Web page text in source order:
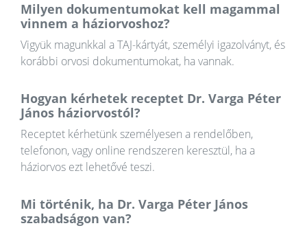
Milyen dokumentumokat kell magammal
vinnem a háziorvoshoz?
Vigyük magunkkal a TAJ-kártyát, személyi igazolványt, és
korábbi orvosi dokumentumokat, ha vannak.
Hogyan kérhetek receptet Dr. Varga Péter
János háziorvostól?
Receptet kérhetünk személyesen a rendelőben,
telefonon, vagy online rendszeren keresztül, ha a
háziorvos ezt lehetővé teszi.
Mi történik, ha Dr. Varga Péter János
szabadságon van?